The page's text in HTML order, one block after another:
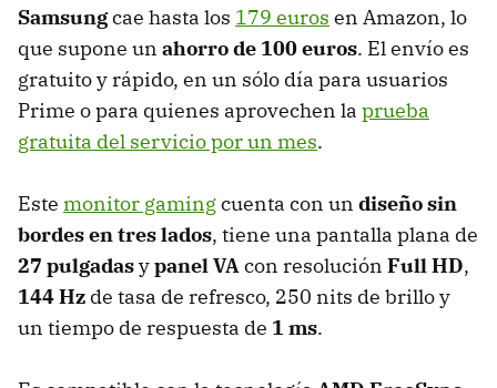
Samsungcae hasta los 179 euros en Amazon, lo
que supone un ahorro de 100 euros. El envío es
gratuito y rápido, en un sólo día para usuarios
Prime o para quienes aprovechen la prueba
gratuita del servicio por un mes.
Este monitor gamingcuenta con un diseño sin
bordes en tres lados, tiene una pantalla plana de
27 pulgadasypanel VAcon resolución Full HD,
144 Hz de tasa de refresco, 250 nits de brillo y
un tiempo de respuesta de 1 ms.